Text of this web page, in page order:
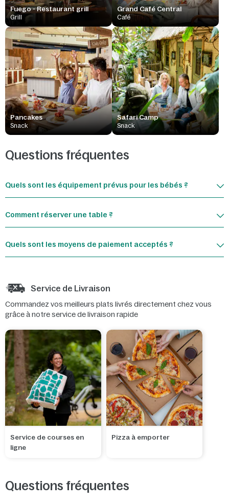
Fuego - Restaurant grill
Grill
Grand Café Central
Café
Pancakes
Snack
Safari Camp
Snack
Questions fréquentes
Quels sont les équipement prévus pour les bébés ?
Comment réserver une table ?
Quels sont les moyens de paiement acceptés ?
Service de Livraison
Commandez vos meilleurs plats livrés directement chez vous
grâce à notre service de livraison rapide
Service de courses en
ligne
Pizza à emporter
Questions fréquentes